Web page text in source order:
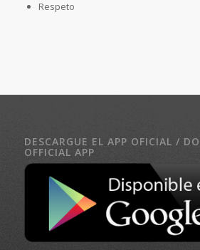
Respeto
DESCARGUE EL APP OFICIAL /
OFFICIAL APP